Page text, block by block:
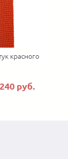
красного
руб.